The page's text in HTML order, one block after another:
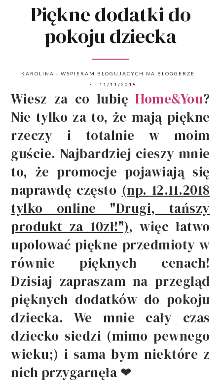
Piękne dodatki do
pokoju dziecka
KAROLINA - WSPIERAM BLOGUJĄCYCH NA BLOGGERZE
11/11/2018
Wiesz za co lubięHome&You?
Nie tylko za to, że mają piękne
rzeczy i totalnie w moim
guście. Najbardziej cieszy mnie
to, że promocje pojawiają się
naprawdę często (np. 12.11.2018
tylko online "Drugi, tańszy
produkt za 10zł!"), więc łatwo
upolować piękne przedmioty w
równie pięknych cenach!
Dzisiaj zapraszam na przegląd
pięknych dodatków do pokoju
dziecka. We mnie cały czas
dziecko siedzi (mimo pewnego
wieku;) i sama bym niektóre z
nich przygarnęła ❤